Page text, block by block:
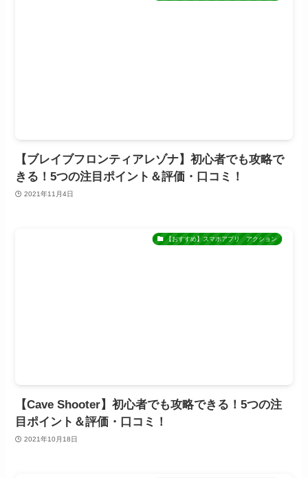
【ブレイブフロンティアレゾナ】初心者でも攻略で
きる！5つの注目ポイント＆評価・口コミ！
2021年11月4日
【おすすめ】スマホアプリ アクション
【Cave Shooter】初心者でも攻略できる！5つの注
目ポイント＆評価・口コミ！
2021年10月18日